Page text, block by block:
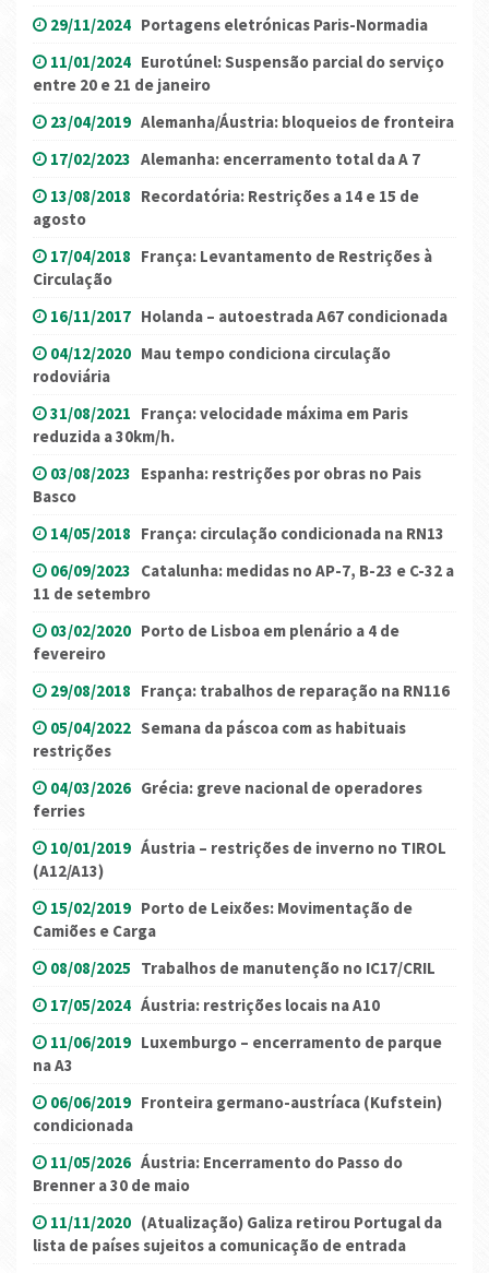
29/11/2024 Portagens eletrónicas Paris-Normadia
11/01/2024 Eurotúnel: Suspensão parcial do serviço
entre 20 e 21 de janeiro
23/04/2019 Alemanha/Áustria: bloqueios de fronteira
17/02/2023 Alemanha: encerramento total da A 7
13/08/2018 Recordatória: Restrições a 14 e 15 de
agosto
17/04/2018 França: Levantamento de Restrições à
Circulação
16/11/2017 Holanda – autoestrada A67 condicionada
04/12/2020 Mau tempo condiciona circulação
rodoviária
31/08/2021 França: velocidade máxima em Paris
reduzida a 30km/h.
03/08/2023 Espanha: restrições por obras no Pais
Basco
14/05/2018 França: circulação condicionada na RN13
06/09/2023 Catalunha: medidas no AP-7, B-23 e C-32 a
11 de setembro
03/02/2020 Porto de Lisboa em plenário a 4 de
fevereiro
29/08/2018 França: trabalhos de reparação na RN116
05/04/2022 Semana da páscoa com as habituais
restrições
04/03/2026 Grécia: greve nacional de operadores
ferries
10/01/2019 Áustria – restrições de inverno no TIROL
(A12/A13)
15/02/2019 Porto de Leixões: Movimentação de
Camiões e Carga
08/08/2025 Trabalhos de manutenção no IC17/CRIL
17/05/2024 Áustria: restrições locais na A10
11/06/2019 Luxemburgo – encerramento de parque
na A3
06/06/2019 Fronteira germano-austríaca (Kufstein)
condicionada
11/05/2026 Áustria: Encerramento do Passo do
Brenner a 30 de maio
11/11/2020 (Atualização) Galiza retirou Portugal da
lista de países sujeitos a comunicação de entrada